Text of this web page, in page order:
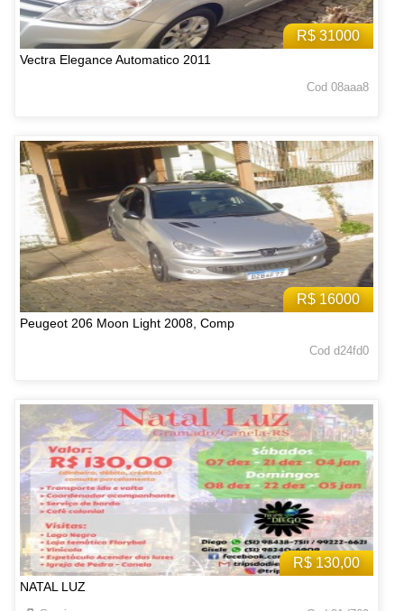
R$ 31000
Vectra Elegance Automatico 2011
Cod 08aaa8
R$ 16000
Peugeot 206 Moon Light 2008, Comp
Cod d24fd0
R$ 130,00
NATAL LUZ